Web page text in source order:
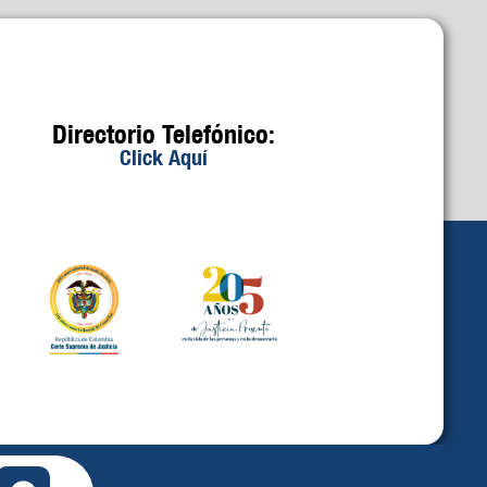
Directorio Telefónico:
Click Aquí